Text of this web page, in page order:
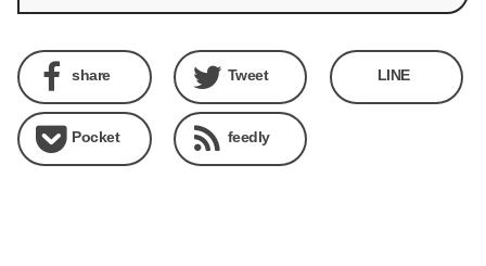
share Tweet LINE
Pocket feedly